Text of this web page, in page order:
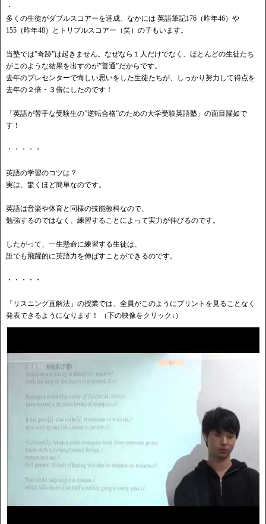
・
多くの生徒がダブルスコアーを達成、なかには 英語筆記176（昨年46）や
155（昨年48）とトリプルスコアー（笑）の子もいます。
当塾では”奇跡”は起きません。なぜなら１人だけでなく、ほとんどの生徒たち
がこのような結果を出すのが”普通”だからです。
去年のプレセンターで悔しい思いをした生徒たちが、しっかり努力して得点を
去年の２倍・３倍にしたのです！
「英語が苦手な受験生の”逆転合格”のための大学受験英語塾」の面目躍如で
す！
・・・・・
英語の学習のコツは？
実は、驚くほど簡単なのです。
英語は音楽や体育と同様の技能教科なので、
勉強するのではなく、練習することによって実力が伸びるのです。
したがって、一生懸命に練習する生徒は、
誰でも飛躍的に英語力を伸ばすことができるのです。
・・・・・
「リスニング直解法」の授業では、全員がこのようにプリントを見ることなく
発表できるようになります！ （下の映像をクリック↓）